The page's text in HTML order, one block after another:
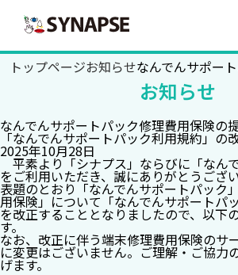
トップページお知らせなんでんサポー
お知らせ
なんでんサポートパック修理費用保険の
「なんでんサポートパック利用規約」の
2025年10月28日
平素より「シナプス」ならびに「なん
をご利用いただき、誠にありがとうござ
表題のとおり「なんでんサポートパック
用保険」について「なんでんサポートパ
を改正することとなりましたので、以下
す。
なお、改正に伴う端末修理費用保険のサ
に変更はございません。ご理解・ご協力
げます。